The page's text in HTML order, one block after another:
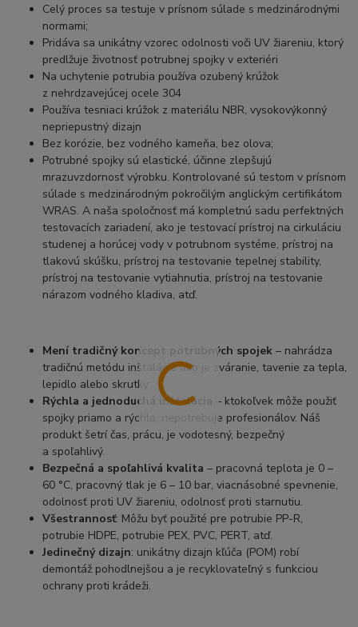
Celý proces sa testuje v prísnom súlade s medzinárodnými
normami;
Pridáva sa unikátny vzorec odolnosti voči UV žiareniu, ktorý
predlžuje životnosť potrubnej spojky v exteriéri
Na uchytenie potrubia používa ozubený krúžok
z nehrdzavejúcej ocele 304
Používa tesniaci krúžok z materiálu NBR, vysokovýkonný
nepriepustný dizajn
Bez korózie, bez vodného kameňa, bez olova;
Potrubné spojky sú elastické, účinne zlepšujú
mrazuvzdornosť výrobku. Kontrolované sú testom v prísnom
súlade s medzinárodným pokročilým anglickým certifikátom
WRAS. A naša spoločnosť má kompletnú sadu perfektných
testovacích zariadení, ako je testovací prístroj na cirkuláciu
studenej a horúcej vody v potrubnom systéme, prístroj na
tlakovú skúšku, prístroj na testovanie tepelnej stability,
prístroj na testovanie vytiahnutia, prístroj na testovanie
nárazom vodného kladiva, atď.
Mení tradičný koncept potrubných spojek – nahrádza
tradičnú metódu inštalácie ako je zváranie, tavenie za tepla,
lepidlo alebo skrutky.
Rýchla a jednoduchá inštalácia
– ktokoľvek môže použiť
spojky priamo a rýchlo, nepotrebuje profesionálov. Náš
produkt šetrí čas, prácu, je vodotesný, bezpečný
a spoľahlivý.
Bezpečná a spoľahlivá kvalita – pracovná teplota je 0 –
60 °C, pracovný tlak je 6 – 10 bar, viacnásobné spevnenie,
odolnosť proti UV žiareniu, odolnosť proti starnutiu.
Všestrannosť: Môžu byť použité pre potrubie PP-R,
potrubie HDPE, potrubie PEX, PVC, PERT, atď.
Jedinečný dizajn: unikátny dizajn kľúča (POM) robí
demontáž pohodlnejšou a je recyklovateľný s funkciou
ochrany proti krádeži.